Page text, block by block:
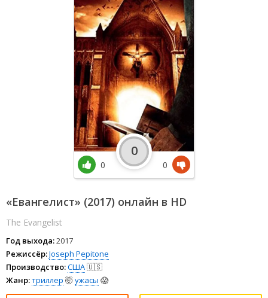
«Евангелист» (2017) онлайн в HD
The Evangelist
Год выхода:2017
Режиссёр:Joseph Pepitone
Производство:США🇺🇸
Жанр:триллер 🤯ужасы 😱
0
0
0